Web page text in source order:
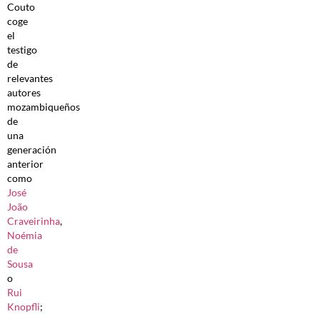
Couto
coge
el
testigo
de
relevantes
autores
mozambiqueños
de
una
generación
anterior
como
José
João
Craveirinha,
Noémia
de
Sousa
o
Rui
Knopfli;